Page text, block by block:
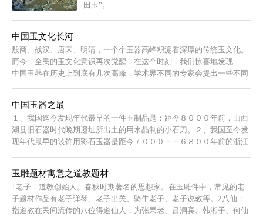
田玉”。
中国玉文化长河
殷商、战汉、唐宋、明清，一个个玉器高峰积淀着深厚的传统玉文化。
而今，全民的玉文化意识再次觉醒，在这个时刻，我们惊喜地发现——
中国玉器在历史上到底有几次高峰，学术界不同的专家会提出一些不同
中国玉器之最
１、我国迄今发现年代最早的一件玉制品是：距今８０００年前，山西
湖县旧石器时代晚期遗址所出土的用水晶制的小石刀。２、我国至今发
现年代最早的装饰用彩石玉器是距今７０００－－６８００年前的浙江
玉雕题材寓意之道教题材
1老子：道教创始人。春秋时期著名的思想家。在玉雕件中，常见的老
子题材作品有老子弹琴、老子出关、骑牛老子、老子说教等。2八仙：
指道教在民间流传的八位得道仙人，为张果老、吕洞宾、韩湘子、何仙